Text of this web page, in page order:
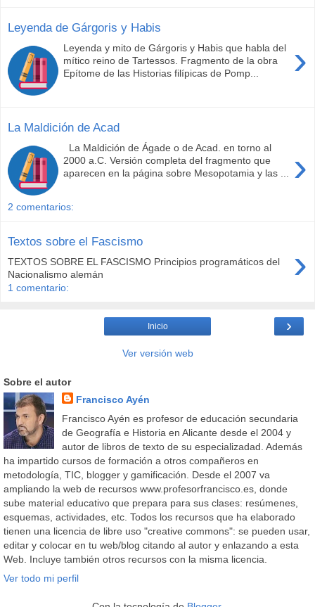
Leyenda de Gárgoris y Habis
›
Leyenda y mito de Gárgoris y Habis que habla del
mítico reino de Tartessos. Fragmento de la obra
Epítome de las Historias filípicas de Pomp...
La Maldición de Acad
›
La Maldición de Ágade o de Acad. en torno al
2000 a.C. Versión completa del fragmento que
aparecen en la página sobre Mesopotamia y las ...
2 comentarios:
Textos sobre el Fascismo ›
TEXTOS SOBRE EL FASCISMO Principios programáticos del
Nacionalismo alemán
1 comentario:
›
Inicio
Ver versión web
Sobre el autor
Francisco Ayén
Francisco Ayén es profesor de educación secundaria
de Geografía e Historia en Alicante desde el 2004 y
autor de libros de texto de su especializadad. Además
ha impartido cursos de formación a otros compañeros en
metodología, TIC, blogger y gamificación. Desde el 2007 va
ampliando la web de recursos www.profesorfrancisco.es, donde
sube material educativo que prepara para sus clases: resúmenes,
esquemas, actividades, etc. Todos los recursos que ha elaborado
tienen una licencia de libre uso "creative commons": se pueden usar,
editar y colocar en tu web/blog citando al autor y enlazando a esta
Web. Incluye también otros recursos con la misma licencia.
Ver todo mi perfil